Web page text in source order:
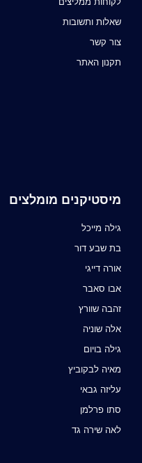
שאלות ותשובות
צור קשר
תקנון האתר
מיסטיקנים מומלצים
גילה מייכל
בת שבע דור
אורה דייגי
אבו סאבר
זהבה שוורץ
אלה שוניה
גילה בויום
מאיה לבקוביץ
עליזה גבאי
סתו פרלמן
לאה שירה גד